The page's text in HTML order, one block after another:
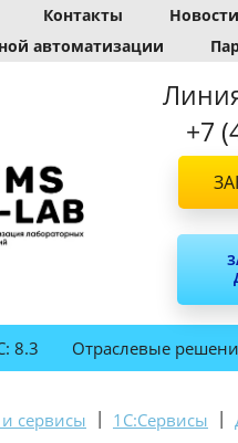
Контакты Новости
автоматизации
+7
8.3 Отраслевые
сервисы | 1С:Сервисы |